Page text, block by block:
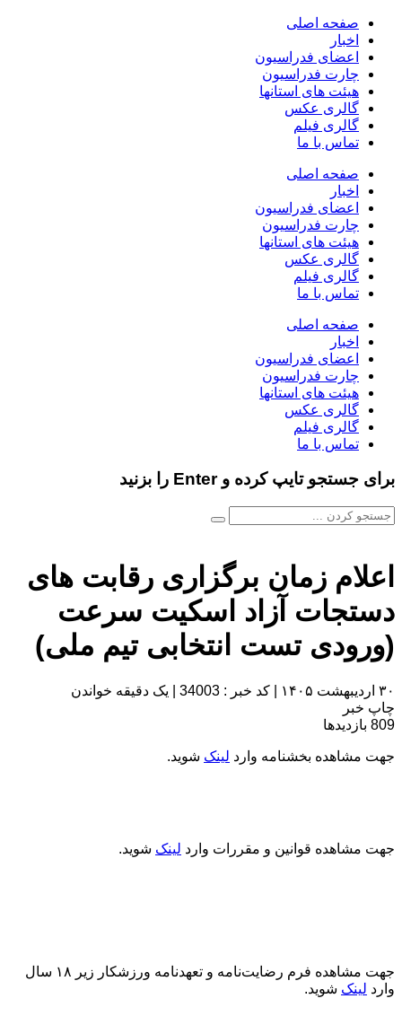
صفحه اصلی
اخبار
اعضای فدراسیون
چارت فدراسیون
هیئت های استانها
گالری عکس
گالری فیلم
تماس با ما
صفحه اصلی
اخبار
اعضای فدراسیون
چارت فدراسیون
هیئت های استانها
گالری عکس
گالری فیلم
تماس با ما
صفحه اصلی
اخبار
اعضای فدراسیون
چارت فدراسیون
هیئت های استانها
گالری عکس
گالری فیلم
تماس با ما
برای جستجو تایپ کرده و Enter را بزنید
اعلام زمان برگزاری رقابت های
دستجات آزاد اسکیت سرعت
(ورودی تست انتخابی تیم ملی)
۳۰ اردیبهشت ۱۴۰۵ کد خبر : 34003
یک دقیقه خواندن
چاپ خبر
809 بازدیدها
جهت مشاهده بخشنامه وارد لینک شوید.
جهت مشاهده قوانین و مقررات وارد لینک شوید.
جهت مشاهده فرم رضایت‌نامه و تعهدنامه ورزشکار زیر ۱۸ سال
وارد لینک شوید.